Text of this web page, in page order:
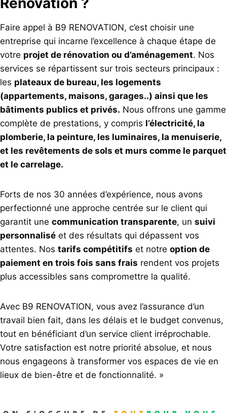
Faire appel à B9 RENOVATION, c’est choisir une
entreprise qui incarne l’excellence à chaque étape de
votre projet de rénovation ou d’aménagement. Nos
services se répartissent sur trois secteurs principaux :
les plateaux de bureau, les logements
(appartements, maisons, garages..) ainsi que les
bâtiments publics et privés. Nous offrons une gamme
complète de prestations, y compris l’électricité, la
plomberie, la peinture, les luminaires, la menuiserie,
et les revêtements de sols et murs comme le parquet
et le carrelage.
Forts de nos 30 années d’expérience, nous avons
perfectionné une approche centrée sur le client qui
garantit une communication transparente, un suivi
personnalisé et des résultats qui dépassent vos
attentes. Nos tarifs compétitifs et notre option de
paiement en trois fois sans frais rendent vos projets
plus accessibles sans compromettre la qualité.
Avec B9 RENOVATION, vous avez l’assurance d’un
travail bien fait, dans les délais et le budget convenus,
tout en bénéficiant d’un service client irréprochable.
Votre satisfaction est notre priorité absolue, et nous
nous engageons à transformer vos espaces de vie en
lieux de bien-être et de fonctionnalité. »